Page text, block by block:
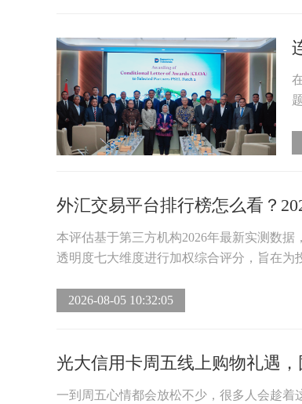
外汇交易平台排行榜怎么看？
本评估基于第三方机构2026年最新实测数
透明度七大维度进行加权综合评分，旨在为
2026-08-05 10:32:05
光大信用卡周五线上购物礼遇
一到周五心情都会放松不少，很多人会趁着